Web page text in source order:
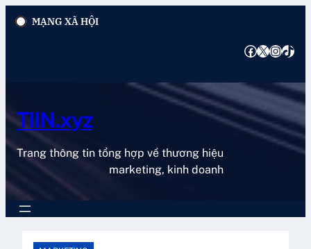
Chuyển
đến
MẠNG XÃ HỘI
FacebookXInstagramTikTok
TIIN.xyz
Trang thông tin tổng hợp về thương hiệu
marketing, kinh doanh